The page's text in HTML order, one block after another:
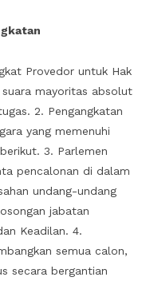
Provedor untuk Hak
suara mayoritas absolut
2. Pengangkatan
yang memenuhi
3. Parlemen
pencalonan di dalam
undang-undang
jabatan
Keadilan. 4.
semua calon,
secara bergantian